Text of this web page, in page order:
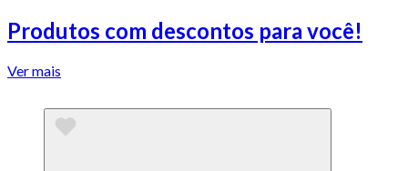
Produtos com descontos para você!
Ver mais